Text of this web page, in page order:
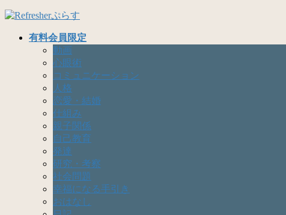
コ
ナ
有料会員限定
動画
心眼術
コミュニケーション
人格
恋愛・結婚
仕組み
親子関係
自己教育
発達
研究・考察
社会問題
幸福になる手引き
おはなし